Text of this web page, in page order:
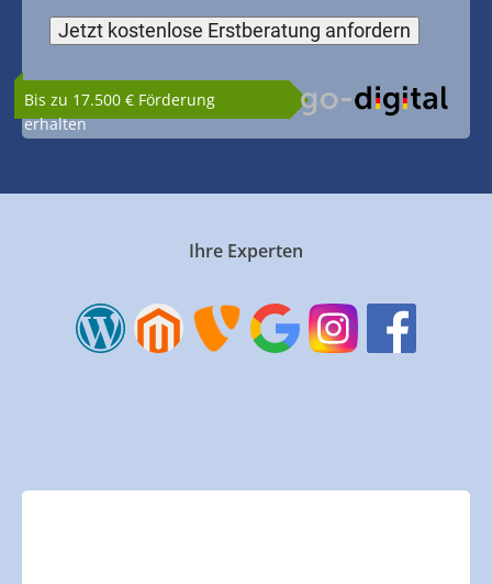
Bis zu 17.500 € Förderung
erhalten
Ihre Experten